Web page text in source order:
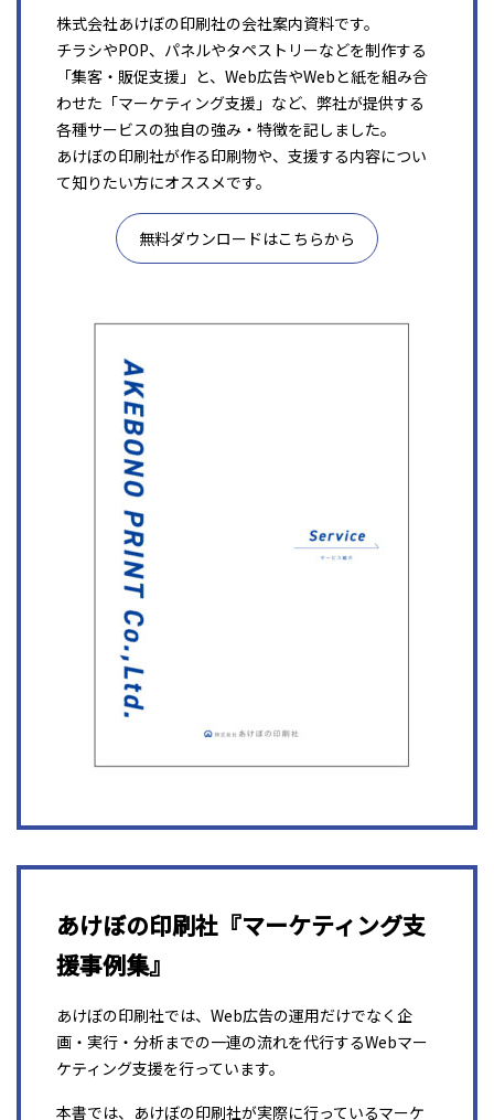
株式会社あけぼの印刷社の会社案内資料です。
チラシやPOP、パネルやタペストリーなどを制作する
「集客・販促支援」と、Web広告やWebと紙を組み合
わせた「マーケティング支援」など、弊社が提供する
各種サービスの独自の強み・特徴を記しました。
あけぼの印刷社が作る印刷物や、支援する内容につい
て知りたい方にオススメです。
無料ダウンロードはこちらから
あけぼの印刷社『マーケティング支
援事例集』
あけぼの印刷社では、Web広告の運用だけでなく企
画・実行・分析までの一連の流れを代行するWebマー
ケティング支援を行っています。
本書では、あけぼの印刷社が実際に行っているマーケ